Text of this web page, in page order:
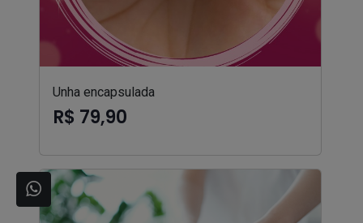
Unha encapsulada
R$ 79,90